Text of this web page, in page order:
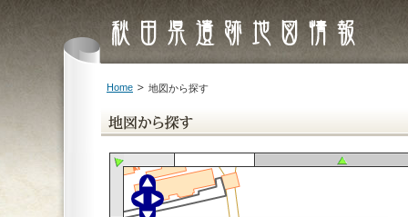
Home 地図から探す